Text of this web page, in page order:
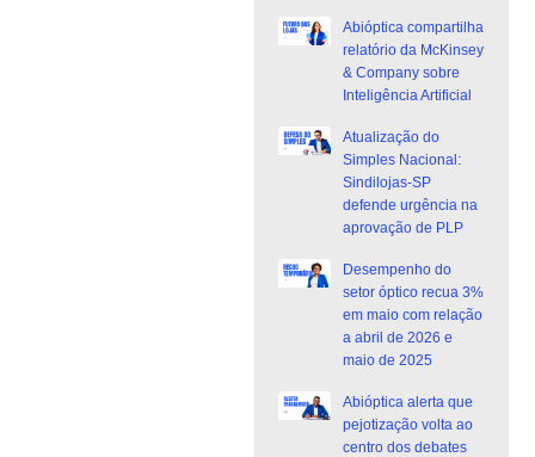
Abióptica compartilha
relatório da McKinsey
& Company sobre
Inteligência Artificial
Atualização do
Simples Nacional:
Sindilojas-SP
defende urgência na
aprovação de PLP
Desempenho do
setor óptico recua 3%
em maio com relação
a abril de 2026 e
maio de 2025
Abióptica alerta que
pejotização volta ao
centro dos debates